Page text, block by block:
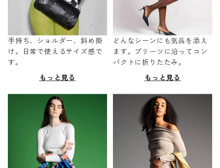
手持ち、ショルダー、斜め掛
け。日常で使えるサイズ感で
す。
もっと見る
どんなシーンにも気品を添え
ます。プリーツに沿ってコン
パクトに折りたたみ。
もっと見る